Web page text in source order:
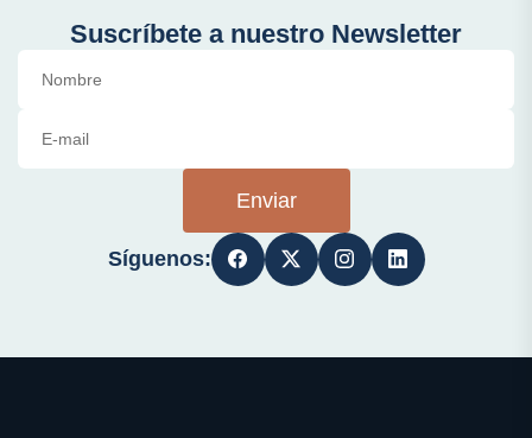
Suscríbete a nuestro Newsletter
Enviar
Síguenos: